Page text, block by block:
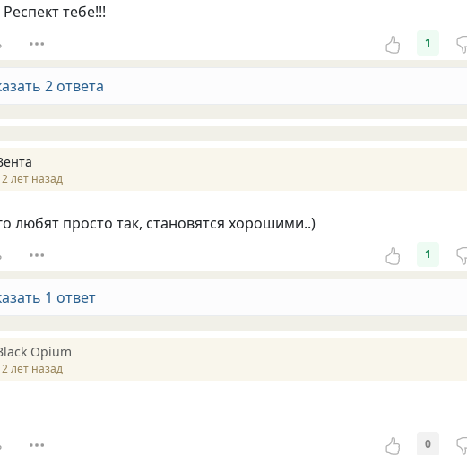
тебе!!!
1
2 ответа
лет назад
любят просто так, становятся хорошими..)
1
1 ответ
Оpium
лет назад
0